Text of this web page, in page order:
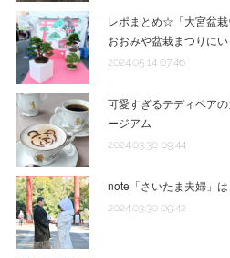
レポまとめ☆「大宮盆栽
おおみや盆栽まつりに
2024.05.14 07:46
可愛すぎるテディベア
ージアム
2024.03.30 09:44
note「さいたま夫婦」
2024.03.30 09:42